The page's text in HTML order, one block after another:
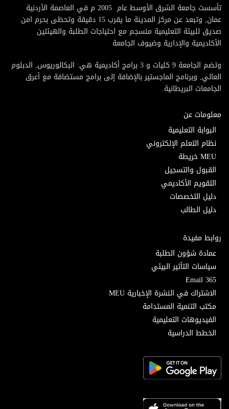
تأسست جامعة الشرق الأوسط عام 2005 م في العاصمة الأردنية
عمان, وتبعد عن مركز المدينة ما يقرب 15 دقيقة وتحظى بحرم امن
صديق للبيئة التعليمية منسجم مع احتياجات الطلبة والهيئتين
الأكاديمية والإدارية وضيوف الجامعة
وتضم الجامعة 9 كليات و 3 برامج أكاديمية هي: البكالوريوس, الدبلوم
العالي, وبرنامج الماجستير بالإضافة إلى برامج مستضافة مع أعرق
الجامعات البريطانية.
معلومات عن
البوابة التعليمية
نظام التعلم الإلكتروني
MEU خريطة
القبول والتسجيل
التقويم الأكاديمي
دليل التخصصات
دليل الطالب
روابط مفيدة
عمادة شؤون الطلبة
سياسات التأثير البيئي
Email 365
الاشتراك في النشرة الإخبارية MEU
مكتب التنمية المستدامة
الفيديوهات التعليمية
الخطط الدراسية